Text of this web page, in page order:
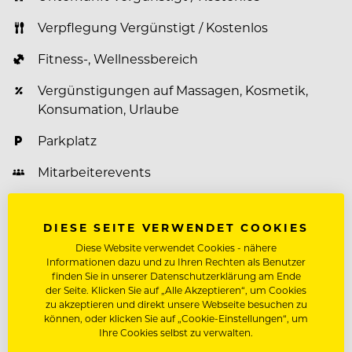
Verpflegung Vergünstigt / Kostenlos
Fitness-, Wellnessbereich
Vergünstigungen auf Massagen, Kosmetik,
Konsumation, Urlaube
Parkplatz
Mitarbeiterevents
Über Neuhaus Zillertal Resort & ElisabethHotel
Hoch hinaus geht's nicht nur in der Zillertaler
Bergwelt. Auch im Neuhaus Zillertal Resort und
DIESE SEITE VERWENDET COOKIES
Diese Website verwendet Cookies - nähere
Informationen dazu und zu Ihren Rechten als Benutzer
finden Sie in unserer Datenschutzerklärung am Ende
der Seite. Klicken Sie auf „Alle Akzeptieren“, um Cookies
zu akzeptieren und direkt unsere Webseite besuchen zu
können, oder klicken Sie auf „Cookie-Einstellungen“, um
Ihre Cookies selbst zu verwalten.